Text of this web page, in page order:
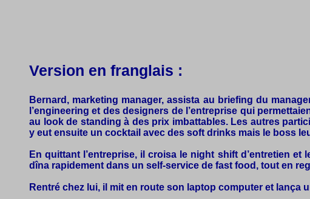
Version en franglais :
Bernard, marketing manager, assista au briefing du
l’engineering et des designers de l’entreprise qui
au look de standing à des prix imbattables. Les autres
y eut ensuite un cocktail avec des soft drinks mais le boss
En quittant l’entreprise, il croisa le night shift d’entretien
dîna rapidement dans un self-service de fast food, tout en
Rentré chez lui, il mit en route son laptop computer et